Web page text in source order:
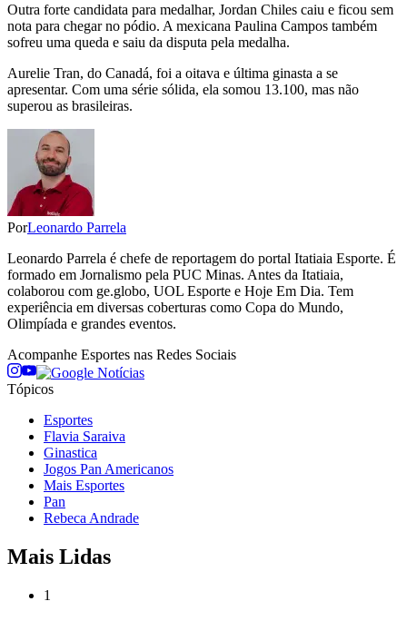
Outra forte candidata para medalhar, Jordan Chiles caiu e ficou sem
nota para chegar no pódio. A mexicana Paulina Campos também
sofreu uma queda e saiu da disputa pela medalha.
Aurelie Tran, do Canadá, foi a oitava e última ginasta a se
apresentar. Com uma série sólida, ela somou 13.100, mas não
superou as brasileiras.
PorLeonardo Parrela
Leonardo Parrela é chefe de reportagem do portal Itatiaia Esporte. É
formado em Jornalismo pela PUC Minas. Antes da Itatiaia,
colaborou com ge.globo, UOL Esporte e Hoje Em Dia. Tem
experiência em diversas coberturas como Copa do Mundo,
Olimpíada e grandes eventos.
Acompanhe Esportes nas Redes Sociais
Tópicos
Esportes
Flavia Saraiva
Ginastica
Jogos Pan Americanos
Mais Esportes
Pan
Rebeca Andrade
Mais Lidas
1